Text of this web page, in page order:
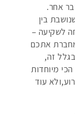
אחר.
בין
לשקיעה –
אתכם
זה,
מיוחדות
עוד